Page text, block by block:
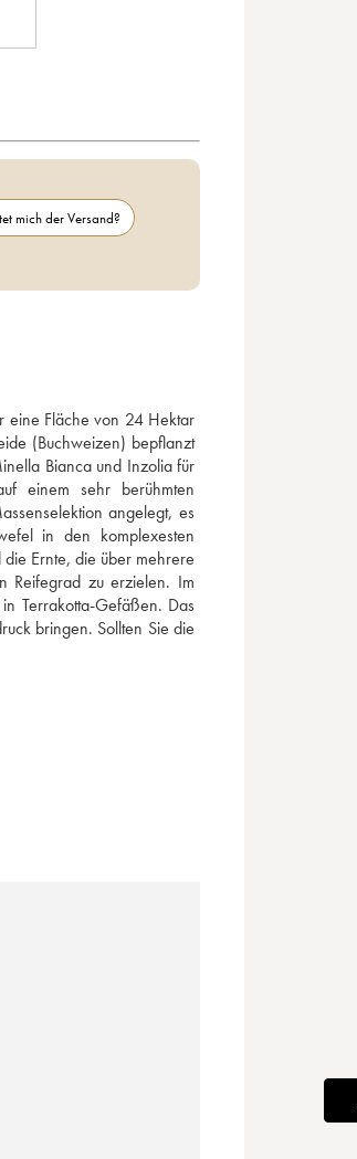
mich der Versand?
eine Fläche von 24 Hektar
(Buchweizen) bepflanzt
Bianca und Inzolia für
einem sehr berühmten
angelegt, es
in den komplexesten
Ernte, die über mehrere
Reifegrad zu erzielen. Im
Terrakotta-Gefäßen. Das
bringen. Sollten Sie die